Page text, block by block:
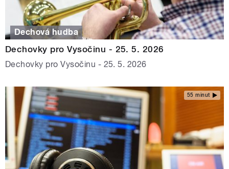
Dechová hudba
Dechovky pro Vysočinu - 25. 5. 2026
Dechovky pro Vysočinu - 25. 5. 2026
55 minut